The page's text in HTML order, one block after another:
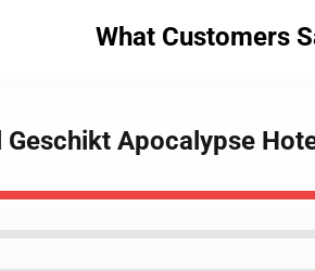
What Customers
Apocalypse